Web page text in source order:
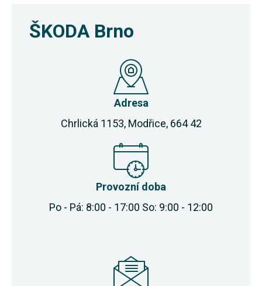
ŠKODA Brno
Adresa
Chrlická 1153, Modřice, 664 42
Provozní doba
Po - Pá: 8:00 - 17:00 So: 9:00 - 12:00